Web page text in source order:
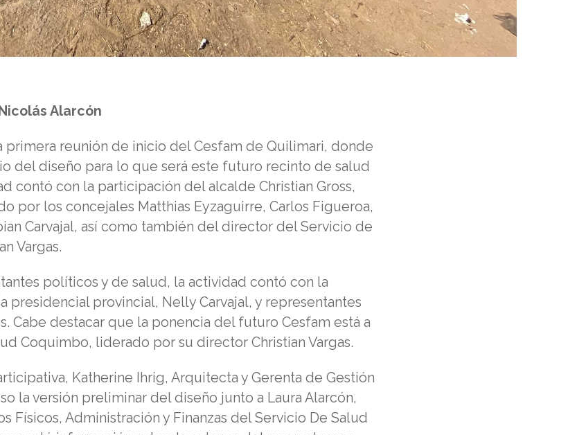
Alarcón
primera reunión de inicio del Cesfam de Quilimari, donde
del diseño para lo que será este futuro recinto de salud
contó con la participación del alcalde Christian Gross,
por los concejales Matthias Eyzaguirre, Carlos Figueroa,
Carvajal, así como también del director del Servicio de
Vargas.
políticos y de salud, la actividad contó con la
presidencial provincial, Nelly Carvajal, y representantes
Cabe destacar que la ponencia del futuro Cesfam está a
Coquimbo, liderado por su director Christian Vargas.
Katherine Ihrig, Arquitecta y Gerenta de Gestión
la versión preliminar del diseño junto a Laura Alarcón,
Físicos, Administración y Finanzas del Servicio De Salud